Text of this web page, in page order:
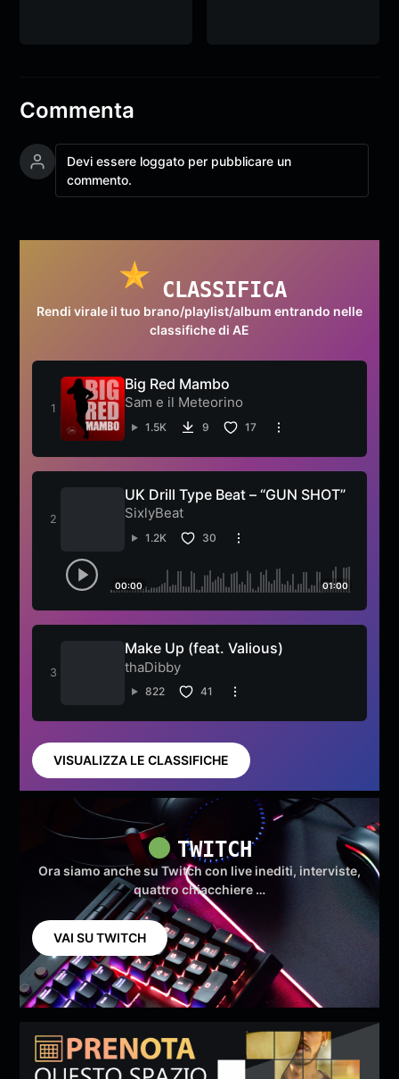
Commenta
Devi essere loggato per pubblicare un
commento.
CLASSIFICA
Rendi virale il tuo brano/playlist/album entrando nelle
classifiche di AE
Big Red Mambo
Sam e il Meteorino
1.5K 9 17
UK Drill Type Beat – “GUN SHOT”
SixlyBeat
1.2K 30
00:00 01:00
Make Up (feat. Valious)
thaDibby
822 41
VISUALIZZA LE CLASSIFICHE
TWITCH
Ora siamo anche su Twitch con live inediti, interviste,
quattro chiacchiere …
VAI SU TWITCH